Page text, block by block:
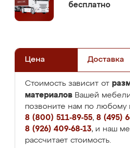
бесплатно
Цена Доставка
Стоимость зависит от
материалов Вашей
позвоните нам по любому
8 (800) 511-89-55, 8 (495)
8 (926) 409-68-13, и наш
рассчитает стоимость.